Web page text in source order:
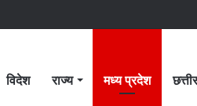
विदेश राज्य मध्य प्रदेश